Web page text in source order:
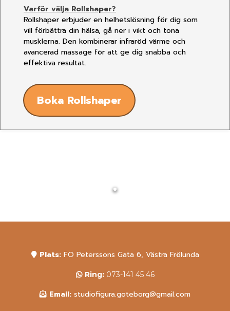
Varför välja Rollshaper?
Rollshaper erbjuder en helhetslösning för dig som
vill förbättra din hälsa, gå ner i vikt och tona
musklerna. Den kombinerar infraröd värme och
avancerad massage för att ge dig snabba och
effektiva resultat.
Boka Rollshaper
Plats:FO Peterssons Gata 6, Västra Frölunda
Ring:073-141 45 46
Email: studiofigura.goteborg@gmail.com